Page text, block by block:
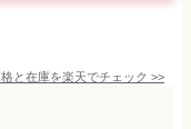
と在庫を楽天でチェック >>